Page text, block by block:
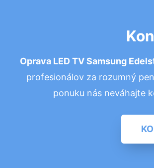
Oprava LED TV Samsung
profesionálov za rozumný
ponuku nás neváhajte